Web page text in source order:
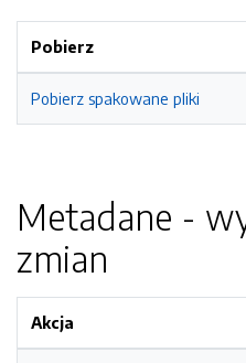
Pobierz
Pobierz spakowane pliki
Metadane -
zmian
Akcja